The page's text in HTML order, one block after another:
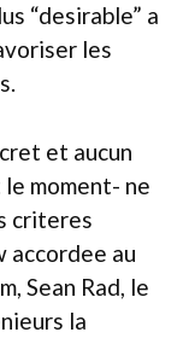
“desirable” a
les
et aucun
moment- ne
criteres
accordee au
Sean Rad, le
la